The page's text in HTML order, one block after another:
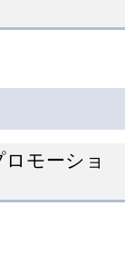
モーショ